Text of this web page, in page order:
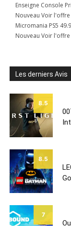
Enseigne Console
Nouveau Voir
Micromania PS5
Nouveau Voir l'offre
Les derniers Avis
8.5
8.5
7